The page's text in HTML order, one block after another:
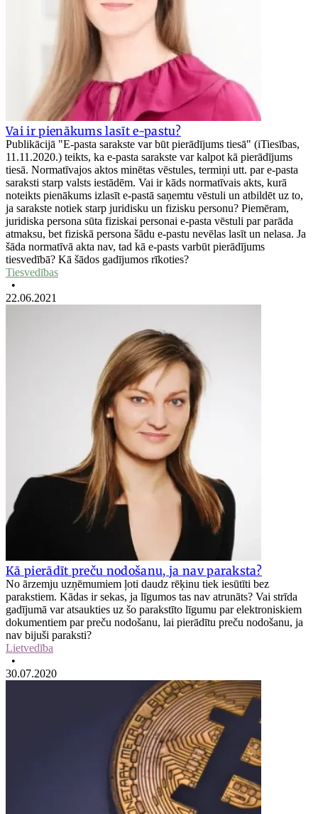
Vai ir pienākums lasīt e-pastu?
Publikācijā "E-pasta sarakste var būt pierādījums tiesā" (iTiesības,
11.11.2020.) teikts, ka e-pasta sarakste var kalpot kā pierādījums
tiesā. Normatīvajos aktos minētas vēstules, termiņi utt. par e-pasta
saraksti starp valsts iestādēm. Vai ir kāds normatīvais akts, kurā
noteikts pienākums izlasīt e-pastā saņemtu vēstuli un atbildēt uz to,
ja sarakste notiek starp juridisku un fizisku personu? Piemēram,
juridiska persona sūta fiziskai personai e-pasta vēstuli par parāda
atmaksu, bet fiziskā persona šādu e-pastu nevēlas lasīt un nelasa. Ja
šāda normatīvā akta nav, tad kā e-pasts varbūt pierādījums
tiesvedībā? Kā šādos gadījumos rīkoties?
Tiesvedības
•
22.06.2021
Kā pierādīt preču nodošanu, ja nav paraksta?
No ārzemju uzņēmumiem ļoti daudz rēķinu tiek iesūtīti bez
parakstiem. Kādas ir sekas, ja līgumos tas nav atrunāts? Vai strīda
gadījumā var atsaukties uz šo parakstīto līgumu par elektroniskiem
dokumentiem par preču nodošanu, lai pierādītu preču nodošanu, ja
nav bijuši paraksti?
Lietvedība
•
30.07.2020